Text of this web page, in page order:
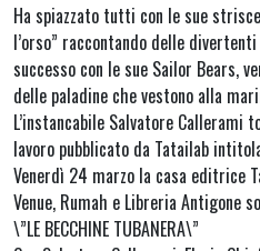
Ha spiazzato tutti con le sue
l’orso” raccontando delle
successo con le sue Sailor Bears,
delle paladine che vestono alla
L’instancabile Salvatore Callerami
lavoro pubblicato da Tatailab
Venerdì 24 marzo la casa editrice
Venue, Rumah e Libreria Antigone
\”LE BECCHINE TUBANERA\”